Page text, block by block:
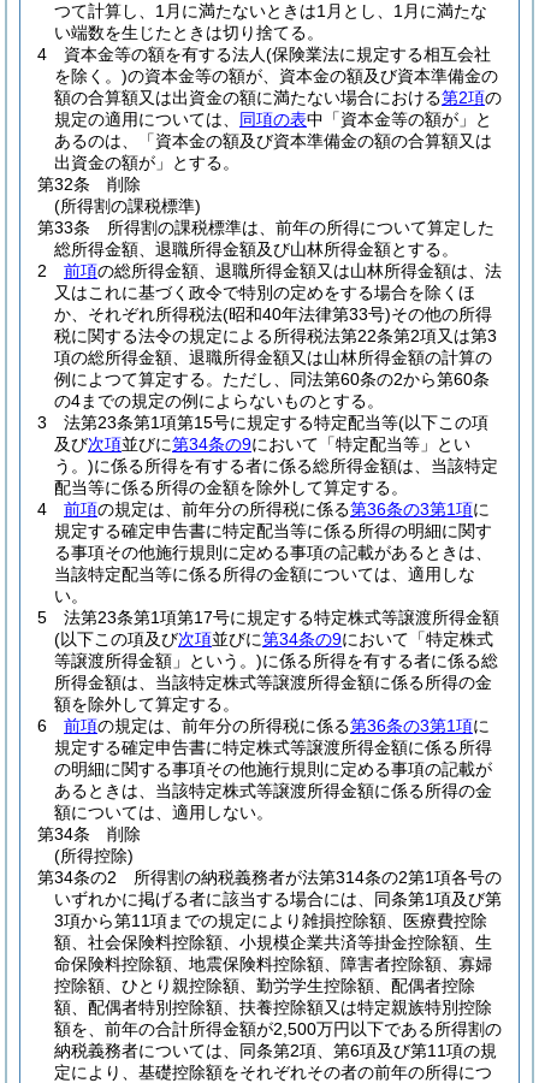
つて計算し、1月に満たないときは1月とし、1月に満たな
い端数を生じたときは切り捨てる。
4
資本金等の額を有する法人(保険業法に規定する相互会社
を除く。)の資本金等の額が、資本金の額及び資本準備金の
額の合算額又は出資金の額に満たない場合における第2項の
規定の適用については、 同項の表中「資本金等の額が」と
あるのは、「資本金の額及び資本準備金の額の合算額又は
出資金の額が」とする。
第32条
削除
(所得割の課税標準)
第33条
所得割の課税標準は、前年の所得について算定した
総所得金額、退職所得金額及び山林所得金額とする。
2
前項の総所得金額、退職所得金額又は山林所得金額は、法
又はこれに基づく政令で特別の定めをする場合を除くほ
か、それぞれ所得税法(昭和40年法律第33号)その他の所得
税に関する法令の規定による所得税法第22条第2項又は第3
項の総所得金額、退職所得金額又は山林所得金額の計算の
例によつて算定する。 ただし、同法第60条の2から第60条
の4までの規定の例によらないものとする。
3
法第23条第1項第15号に規定する特定配当等(以下この項
及び次項並びに第34条の9において「特定配当等」とい
う。)に係る所得を有する者に係る総所得金額は、当該特定
配当等に係る所得の金額を除外して算定する。
4
前項の規定は、前年分の所得税に係る第36条の3第1項に
規定する確定申告書に特定配当等に係る所得の明細に関す
る事項その他施行規則に定める事項の記載があるときは、
当該特定配当等に係る所得の金額については、適用しな
い。
5
法第23条第1項第17号に規定する特定株式等譲渡所得金額
(以下この項及び次項並びに第34条の9において「特定株式
等譲渡所得金額」という。)に係る所得を有する者に係る総
所得金額は、当該特定株式等譲渡所得金額に係る所得の金
額を除外して算定する。
6
前項の規定は、前年分の所得税に係る第36条の3第1項に
規定する確定申告書に特定株式等譲渡所得金額に係る所得
の明細に関する事項その他施行規則に定める事項の記載が
あるときは、当該特定株式等譲渡所得金額に係る所得の金
額については、適用しない。
第34条
削除
(所得控除)
第34条の2
所得割の納税義務者が法第314条の2第1項各号の
いずれかに掲げる者に該当する場合には、同条第1項及び第
3項から第11項までの規定により雑損控除額、医療費控除
額、社会保険料控除額、小規模企業共済等掛金控除額、生
命保険料控除額、地震保険料控除額、障害者控除額、寡婦
控除額、ひとり親控除額、勤労学生控除額、配偶者控除
額、配偶者特別控除額、扶養控除額又は特定親族特別控除
額を、前年の合計所得金額が2,500万円以下である所得割の
納税義務者については、同条第2項、第6項及び第11項の規
定により、基礎控除額をそれぞれその者の前年の所得につ